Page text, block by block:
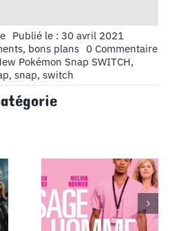
Publié le : 30 avril 2021
bons plans 0 Commentaireon
:
Pokémon Snap SWITCH,
, snap, switch
Cinéma :
Sage-Homme